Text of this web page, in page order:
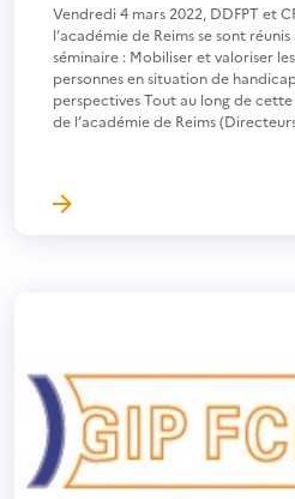
Vendredi 4 mars 2022, DDFPT et
l’académie de Reims se sont
séminaire : Mobiliser et valoriser
personnes en situation de
perspectives Tout au long de
de l’académie de Reims